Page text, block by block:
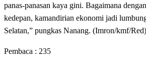
panas-panasan kaya gini. Bagaimana
kedepan, kamandirian ekonomi jadi
Selatan,” pungkas Nanang. (Imron/kmf/Red)
Pembaca : 235